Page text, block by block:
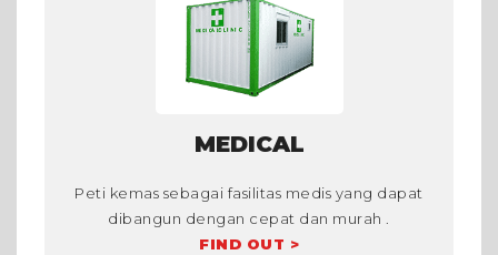
MEDICAL
Peti kemas sebagai fasilitas medis yang dapat
dibangun dengan cepat dan murah .
FIND OUT >